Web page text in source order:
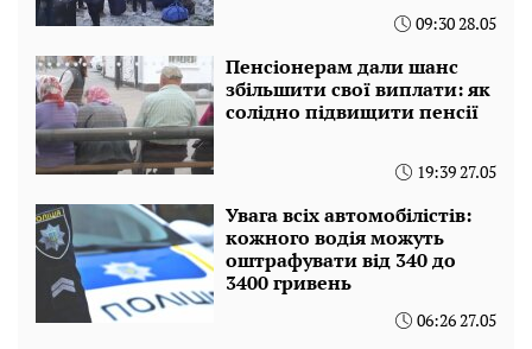
09:30 28.05
Пенсіонерам дали шанс
збільшити свої виплати: як
солідно підвищити пенсії
19:39 27.05
Увага всіх автомобілістів:
кожного водія можуть
оштрафувати від 340 до
3400 гривень
06:26 27.05